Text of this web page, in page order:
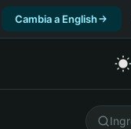
Cambia a English